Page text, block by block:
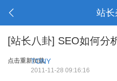
站长
[站长八卦] SEO如何分
点击重新加载
TONY
2011-11-28 09:16:16